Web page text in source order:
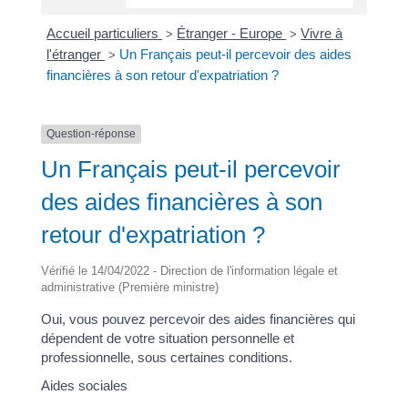
Accueil particuliers > Étranger - Europe > Vivre à
l'étranger > Un Français peut-il percevoir des aides
financières à son retour d'expatriation ?
Question-réponse
Un Français peut-il percevoir
des aides financières à son
retour d'expatriation ?
Vérifié le 14/04/2022 - Direction de l'information légale et
administrative (Première ministre)
Oui, vous pouvez percevoir des aides financières qui
dépendent de votre situation personnelle et
professionnelle, sous certaines conditions.
Aides sociales